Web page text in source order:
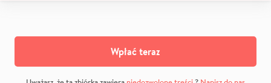
Wpłać teraz